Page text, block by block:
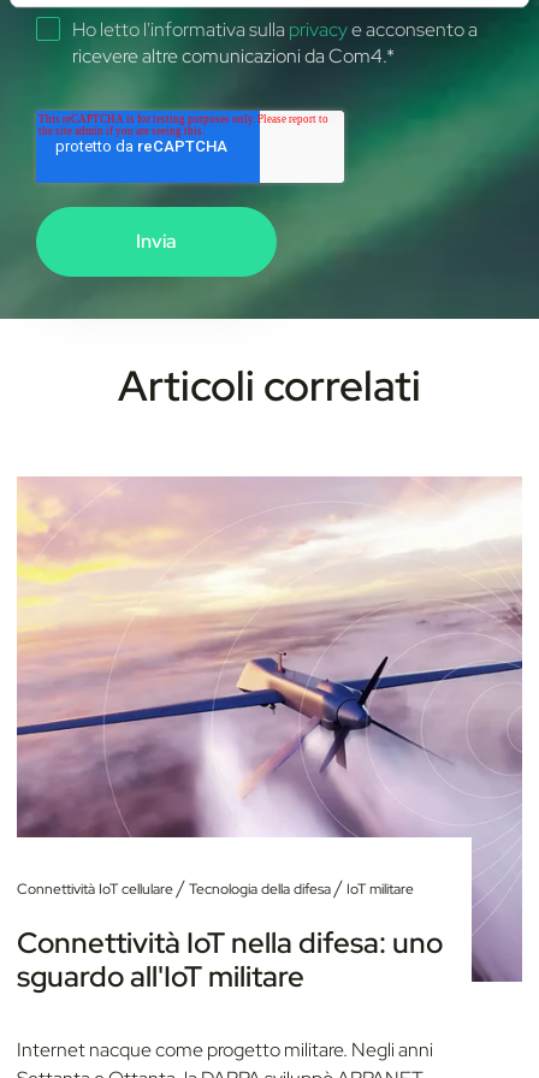
o
Ho letto l'informativa sulla privacye acconsento a
ricevere altre comunicazioni da Com4.*
Articoli correlati
Connettività IoT cellulare/Tecnologia della difesa/ IoT militare
Connettività IoT nella difesa: uno
sguardo all'IoT militare
Internet nacque come progetto militare. Negli anni